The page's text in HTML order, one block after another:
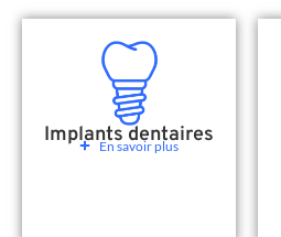
Implants dentaires
En savoir plus